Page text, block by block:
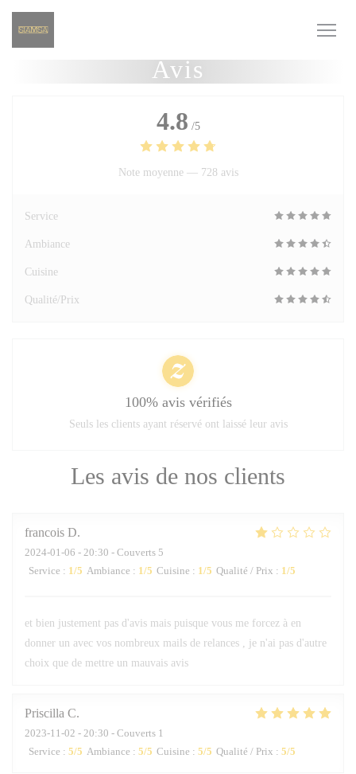
Personnalisation de vos choix en matière de cookies
Avis
Les avis de nos clients
francois D
2024-01-06 - 20:30 - Couverts 5
Service : 1/5 Ambiance : 1/5 Cuisine : 1/5 Qualité / Prix : 1/5
et bien justement pas d'avis mais puisque vous me forcez à en
donner un avec vos nombreux mails de relances , je n'ai pas d'autre
choix que de mettre un mauvais avis
Priscilla C
2023-11-02 - 20:30 - Couverts 1
Service : 5/5 Ambiance : 5/5 Cuisine : 5/5 Qualité / Prix : 5/5
4.8 /5
Note moyenne — 728 avis
Service
Ambiance
Cuisine
Qualité/Prix
100% avis vérifiés
Seuls les clients ayant réservé ont laissé leur avis